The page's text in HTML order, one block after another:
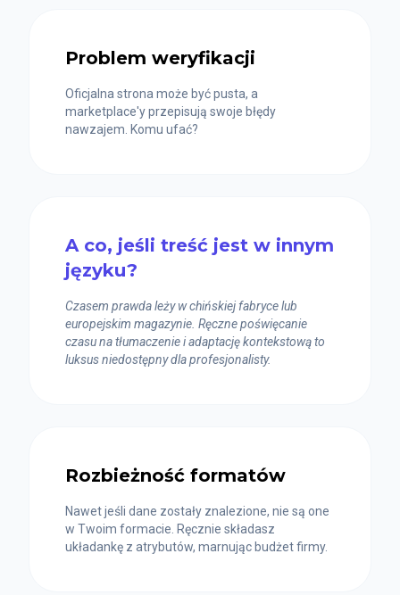
Problem weryfikacji
Oficjalna strona może być pusta, a
marketplace'y przepisują swoje błędy
nawzajem. Komu ufać?
A co, jeśli treść jest w innym
języku?
Czasem prawda leży w chińskiej fabryce lub
europejskim magazynie. Ręczne poświęcanie
czasu na tłumaczenie i adaptację kontekstową to
luksus niedostępny dla profesjonalisty.
Rozbieżność formatów
Nawet jeśli dane zostały znalezione, nie są one
w Twoim formacie. Ręcznie składasz
układankę z atrybutów, marnując budżet firmy.